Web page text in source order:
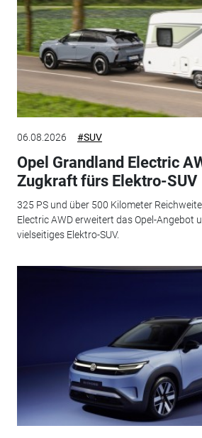
06.08.2026 #SUV
Opel Grandland Electric
Zugkraft fürs Elektro-SUV
325 PS und über 500 Kilometer
Electric AWD erweitert das Opel-Angebot
vielseitiges Elektro-SUV.